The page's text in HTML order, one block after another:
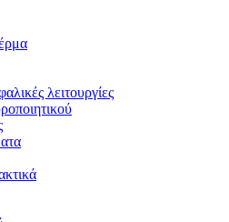
λειτουργίες